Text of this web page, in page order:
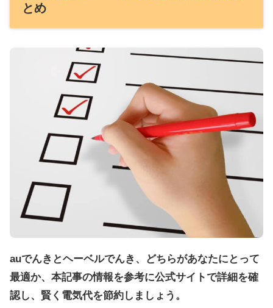
とめ
auでんきとヘーベルでんき、どちらがあなたにとって
最適か、本記事の情報を参考に公式サイトで詳細を確
認し、賢く電気代を節約しましょう。